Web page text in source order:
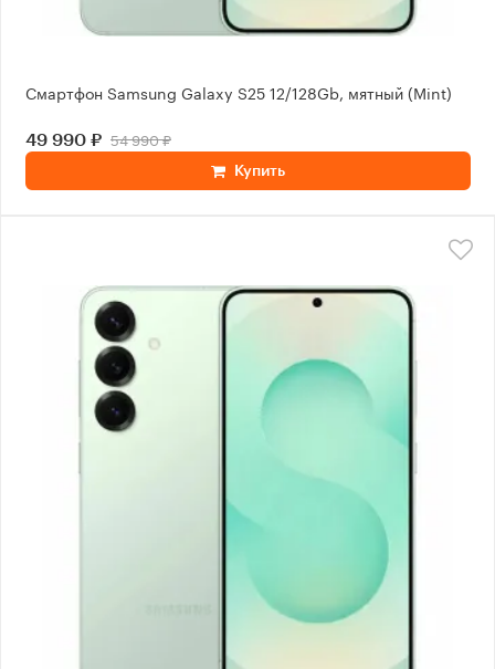
Смартфон Samsung Galaxy S25 12/128Gb, мятный (Mint)
49 990 ₽ 54 990 ₽
Купить